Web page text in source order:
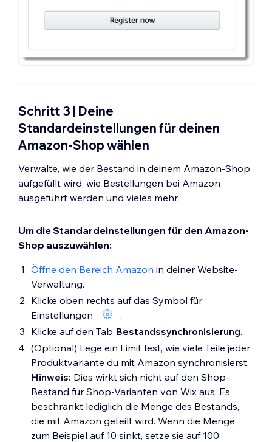
Schritt 3 | Deine
Standardeinstellungen für deinen
Amazon-Shop wählen
Verwalte, wie der Bestand in deinem Amazon-Shop
aufgefüllt wird, wie Bestellungen bei Amazon
ausgeführt werden und vieles mehr.
Um die Standardeinstellungen für den Amazon-
Shop auszuwählen:
Öffne den Bereich Amazon in deiner Website-
Verwaltung.
Klicke oben rechts auf das Symbol für
Einstellungen
.
Klicke auf den Tab Bestandssynchronisierung.
(Optional) Lege ein Limit fest, wie viele Teile jeder
Produktvariante du mit Amazon synchronisierst.
Hinweis: Dies wirkt sich nicht auf den Shop-
Bestand für Shop-Varianten von Wix aus. Es
beschränkt lediglich die Menge des Bestands,
die mit Amazon geteilt wird. Wenn die Menge
zum Beispiel auf 10 sinkt, setze sie auf 100